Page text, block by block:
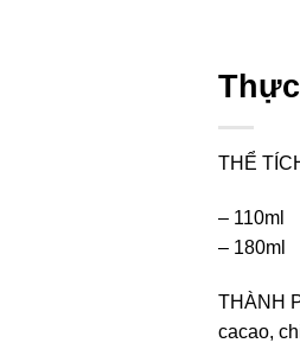
THỂ
– 110ml
– 180ml
THÀNH
cacao,